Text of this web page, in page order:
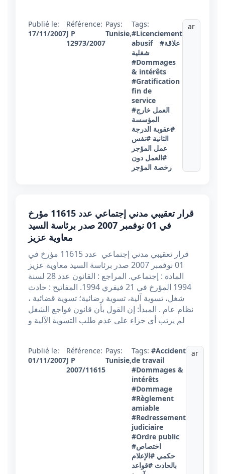
Publié le:
17/11/2007
Référence:
J P
12973/2007
Pays:
Tunisie,
Tags:
#Licenciement
abusif
#علاقة
شغلية
#Dommages
& intérêts
#Gratification
fin de
service
#العمل خارج
المؤسسة
#عقوبة الدرجة
الثانية #نفس
عمل المؤجر
#العمل دون
رخصة المؤجر
ar
قرار تعقيبي مدني إجتماعي عدد 11615 مؤرخ
في 01 نوفمبر 2007 صدر برئاسة السيد
معاوية عزيز
قرار تعقيبي مدني إجتماعي عدد 11615 مؤرخ في
01 نوفمبر 2007 صدر برئاسة السيد معاوية عزيز
المادة : إجتماعي. المراجع : القانون عدد 28 لسنة
1994 المؤرخ في 21 فيفري 1994. المفاتيح : حادث
شغل، تسوية آلية، تسوية رضائية؛ تسوية قضائية ،
نظام عام . المبدأ: إن القول بأن قانون فواجع الشغل
لم يرتب أي جزاء على عدم طلب التسوية الآلية و
Publié le:
01/11/2007
Référence:
J P
2007/11615
Pays:
Tunisie,
Tags: #Accident
de travail
#Dommages &
intérêts
#Dommage
#Règlement
amiable
#Redressement
judiciaire
#Ordre public
#اختصاص
حكمي #الإعلام
بالحادث #قواعد
ar